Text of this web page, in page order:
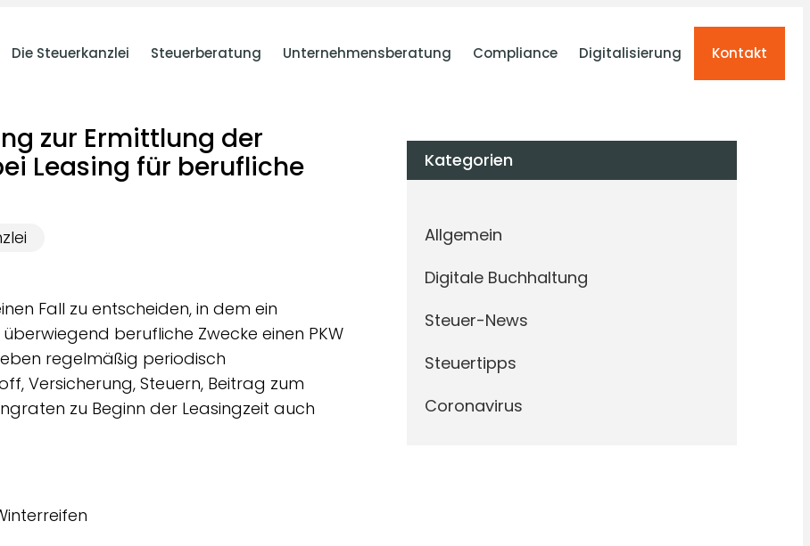
Die Steuerkanzlei Steuerberatung Unternehmensberatung Compliance Digitalisierung Kontakt
zur Ermittlung der
Leasing für berufliche
Fall zu entscheiden, in dem ein
berufliche Zwecke einen PKW
regelmäßig periodisch
Versicherung, Steuern, Beitrag zum
zu Beginn der Leasingzeit auch
Kategorien
Allgemein
Digitale Buchhaltung
Steuer-News
Steuertipps
Coronavirus